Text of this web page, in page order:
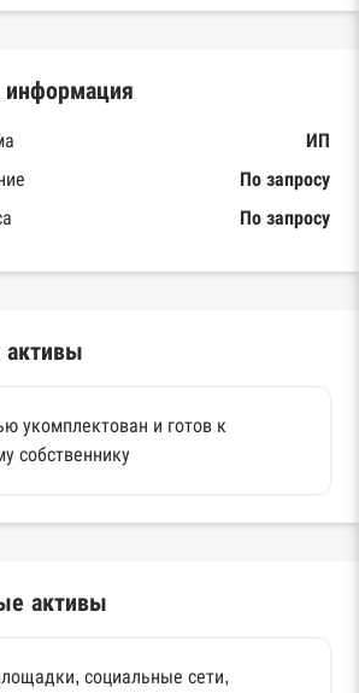
ИП
По запросу
По запросу
активы
укомплектован и готов к
собственнику
активы
социальные сети,